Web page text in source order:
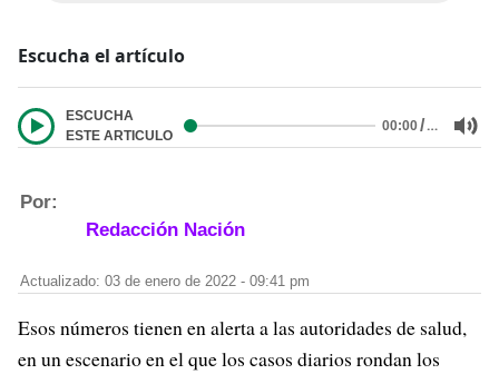
Escucha el artículo
ESCUCHA
ESTE ARTICULO
00:00/…
Por:
Redacción Nación
Actualizado: 03 de enero de 2022 - 09:41 pm
Esos números tienen en alerta a las autoridades de salud,
en un escenario en el que los casos diarios rondan los